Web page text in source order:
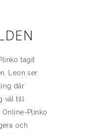
tagit
Leon ser
där
väl till
Plinko
och